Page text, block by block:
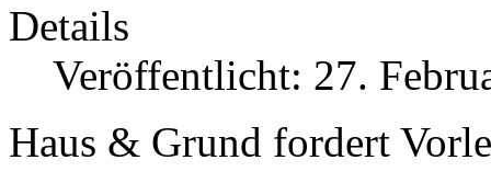
Details
Veröffentlicht: 27.
Haus & Grund fordert